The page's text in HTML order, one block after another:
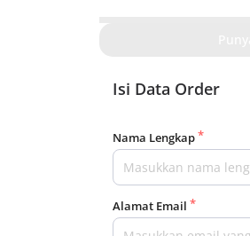
Isi Data Order
Nama Lengkap
Alamat Email